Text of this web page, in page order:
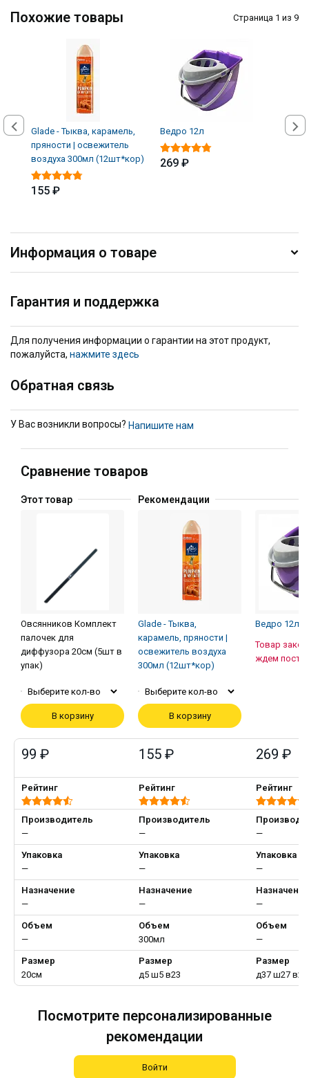
Похожие товары Страница 1 из 9
Glade - Тыква, карамель,
пряности | освежитель
воздуха 300мл (12шт*кор)
155 ₽
Ведро 12л
269 ₽
Информация о товаре
Гарантия и поддержка
Для получения информации о гарантии на этот продукт,
пожалуйста, нажмите здесь
Обратная связь
У Вас возникли вопросы? Напишите нам
Сравнение товаров
Этот товар Рекомендации
Овсянников Комплект
палочек для
диффузора 20см (5шт в
упак)
Выберите кол-во
В корзину
Glade - Тыква,
карамель, пряности |
освежитель воздуха
300мл (12шт*кор)
Выберите кол-во
В корзину
Ведро 12л
Товар
ждем
99 ₽ 155 ₽ 269 ₽
Рейтинг Рейтинг Рейтинг
Производитель
—
Производитель
—
—
Упаковка
—
Упаковка
—
Упаковка
—
Назначение
—
Назначение
—
Назначение
—
Объем
—
Объем
300мл
Объем
—
Размер
20см
Размер
д5 ш5 в23
Размер
д37 ш27 в26
Посмотрите персонализированные
рекомендации
Войти